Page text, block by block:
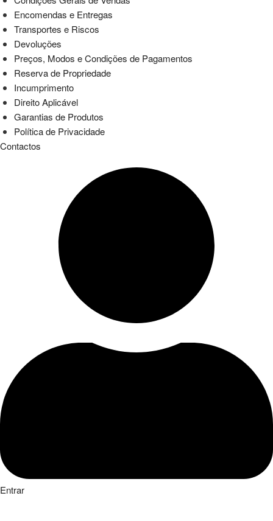
Encomendas e Entregas
Transportes e Riscos
Devoluções
Preços, Modos e Condições de Pagamentos
Reserva de Propriedade
Incumprimento
Direito Aplicável
Garantias de Produtos
Política de Privacidade
Contactos
Entrar